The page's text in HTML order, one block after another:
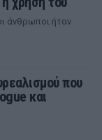
άνθρωποι ήταν
που
και